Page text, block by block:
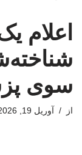
اعلام
سوی
از آوریل 19, 2026